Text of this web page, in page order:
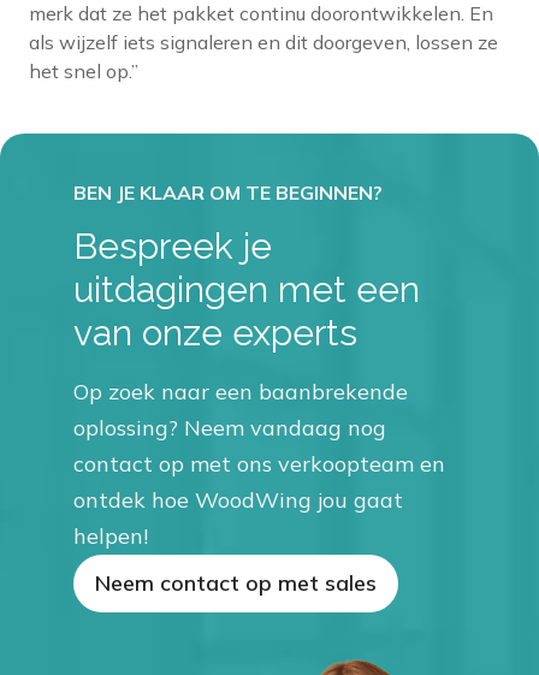
merk dat ze het pakket continu doorontwikkelen. En
als wijzelf iets signaleren en dit doorgeven, lossen ze
het snel op.”
Bespreek je
uitdagingen met een
van onze experts
Op zoek naar een baanbrekende
oplossing? Neem vandaag nog
contact op met ons verkoopteam en
ontdek hoe WoodWing jou gaat
helpen!
Neem contact op met sales